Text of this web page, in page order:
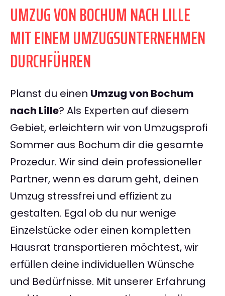
UMZUG VON BOCHUM NACH LILLE
MIT EINEM UMZUGSUNTERNEHMEN
DURCHFÜHREN
Planst du einen Umzug von Bochum
nach Lille? Als Experten auf diesem
Gebiet, erleichtern wir von Umzugsprofi
Sommer aus Bochum dir die gesamte
Prozedur. Wir sind dein professioneller
Partner, wenn es darum geht, deinen
Umzug stressfrei und effizient zu
gestalten. Egal ob du nur wenige
Einzelstücke oder einen kompletten
Hausrat transportieren möchtest, wir
erfüllen deine individuellen Wünsche
und Bedürfnisse. Mit unserer Erfahrung